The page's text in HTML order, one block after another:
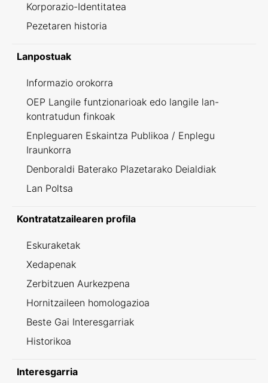
Korporazio-Identitatea
Pezetaren historia
Lanpostuak
Informazio orokorra
OEP Langile funtzionarioak edo langile lan-
kontratudun finkoak
Enpleguaren Eskaintza Publikoa / Enplegu
Iraunkorra
Denboraldi Baterako Plazetarako Deialdiak
Lan Poltsa
Kontratatzailearen profila
Eskuraketak
Xedapenak
Zerbitzuen Aurkezpena
Hornitzaileen homologazioa
Beste Gai Interesgarriak
Historikoa
Interesgarria